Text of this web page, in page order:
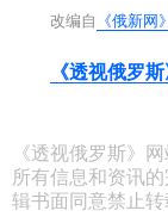
历史
体育
旅游
改编自 《俄新网》
《透视俄罗斯
《透视俄罗斯》
所有信息和资讯
辑书面同意禁止